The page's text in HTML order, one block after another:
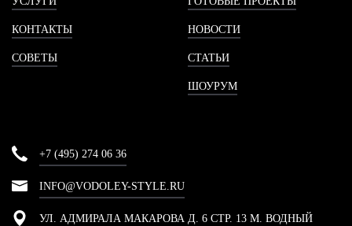
КОНТАКТЫ
СОВЕТЫ
НОВОСТИ
СТАТЬИ
ШОУРУМ
+7 (495) 274 06 36
INFO@VODOLEY-STYLE.RU
УЛ. АДМИРАЛА МАКАРОВА Д. 6 СТР. 13 М. ВОДНЫЙ